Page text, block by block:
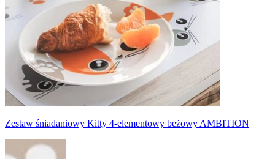
Zestaw śniadaniowy Kitty 4-elementowy beżowy AMBITION